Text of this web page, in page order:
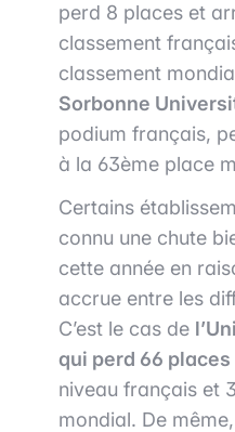
perd 8 places et
classement
classement
Sorbonne
podium français,
à la 63ème place
Certains
connu une chute
cette année en
accrue entre les
C’est le cas de
qui perd 66 places
niveau français et
mondial. De même,